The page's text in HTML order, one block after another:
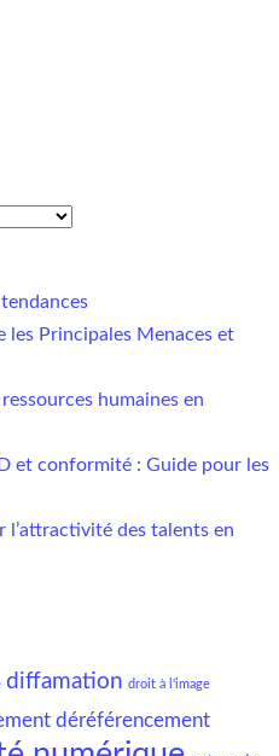
les Principales Menaces et
humaines en
et conformité : Guide pour les
l’attractivité des talents en
diffamation droit à l'image
déréférencement